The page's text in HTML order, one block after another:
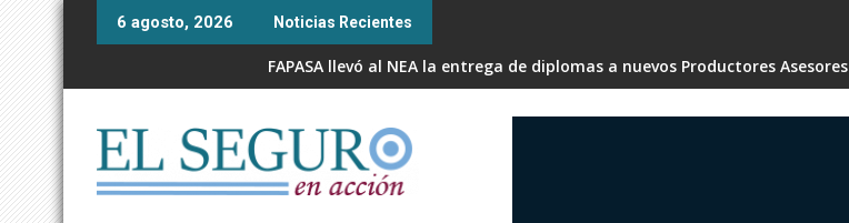
Skip
6 agosto, 2026 Noticias Recientes
FAPASA llevó al NEA la entrega de diplomas a nuevos Productores Asesores
¿Es seguro Claude AI? Qué hay que saber antes de usar la herramienta